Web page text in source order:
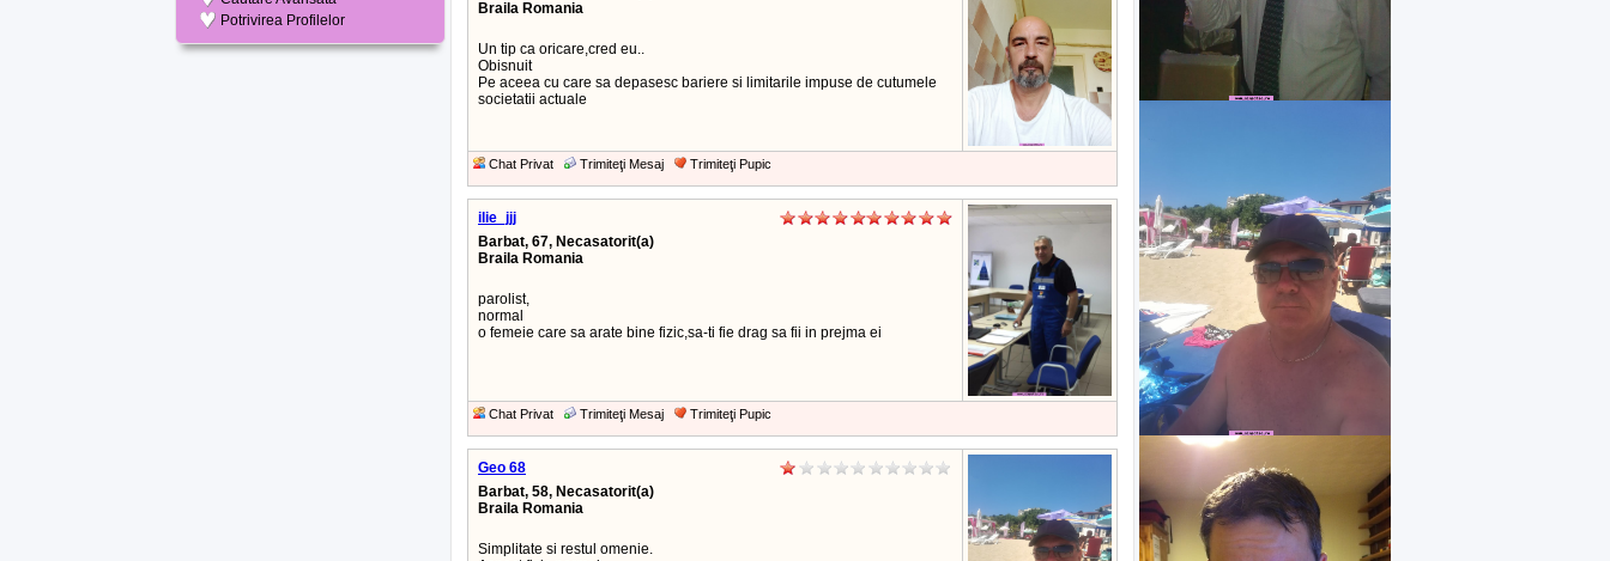
Potrivirea Profilelor
Braila Romania
Un tip ca oricare,cred eu..
Obisnuit
Pe aceea cu care sa depasesc bariere si limitarile impuse de cutumele
societatii actuale
Chat Privat Trimiteţi Mesaj Trimiteţi Pupic
ilie_jjj
Barbat, 67, Necasatorit(a)
Braila Romania
parolist,
normal
o femeie care sa arate bine fizic,sa-ti fie drag sa fii in prejma ei
Chat Privat Trimiteţi Mesaj Trimiteţi Pupic
Geo 68
Barbat, 58, Necasatorit(a)
Braila Romania
Simplitate si restul omenie.